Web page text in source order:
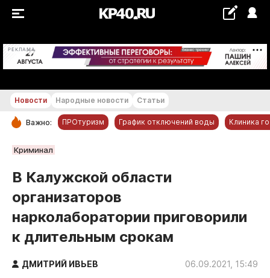
РЕКЛАМА +25...+26 °С
РУБРИКИ
Новости компаний
Статьи
Народные новости
Авто и транспорт
Благоустройство
Новости Народные новости Статьи
Важно: ПРОтуризм График отключений воды Клиника
Криминал
В Калужской области
организаторов
нарколаборатории приговорили
к длительным срокам
ДМИТРИЙ ИВЬЕВ 06.09.2021, 15:49